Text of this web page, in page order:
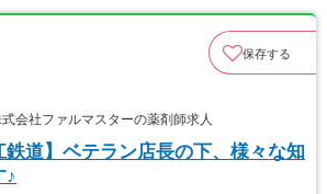
保存する
社ファルマスターの薬剤師求人
鉄道】ベテラン店長の下、様々な知
♪